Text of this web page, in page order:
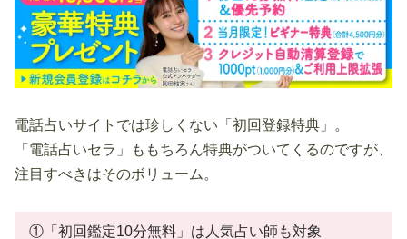
電話占いサイトでは珍しくない「初回登録特典」。
「電話占いセラ」ももちろん特典がついてくるのですが、
注目すべきはそのボリューム。
①「初回鑑定10分無料」は人気占い師も対象